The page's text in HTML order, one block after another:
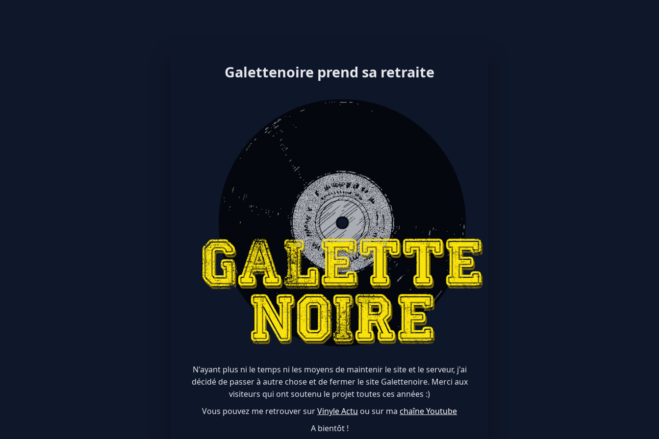
Galettenoire prend sa retraite
N'ayant plus ni le temps ni les moyens de maintenir le site et le serveur, j'ai
décidé de passer à autre chose et de fermer le site Galettenoire. Merci aux
visiteurs qui ont soutenu le projet toutes ces années :)
Vous pouvez me retrouver surVinyle Actu ou sur ma chaîne Youtube
A bientôt !